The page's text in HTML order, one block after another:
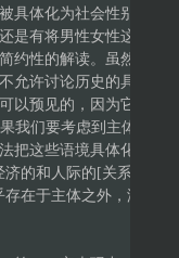
具体化为社会性别的中
是有将男性女性这些范
约性的解读。虽然这个
允许讨论历史的具体性
以预见的，因为它总是
果我们要考虑到主体性
把这些语境具体化的。
的和人际的[关系]实际
在于主体之外，游离